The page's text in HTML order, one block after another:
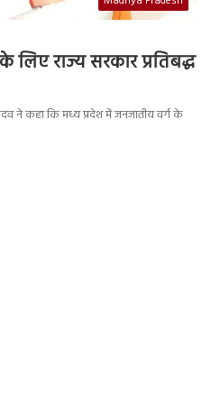
राज्य सरकार प्रतिबद्ध
ने कहा कि मध्य प्रदेश में जनजातीय वर्ग के